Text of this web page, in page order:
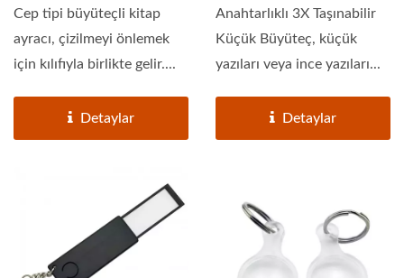
Cep tipi büyüteçli kitap
ayracı, çizilmeyi önlemek
için kılıfıyla birlikte gelir....
Detaylar
Anahtarlıklı 3X Taşınabilir
Küçük Büyüteç, küçük
yazıları veya ince yazıları...
Detaylar